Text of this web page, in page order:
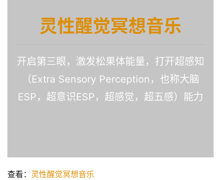
灵性醒觉冥想音乐
开启第三眼，激发松果体能量，打开超感知
（Extra Sensory Perception，也称大脑
ESP，超意识ESP，超感觉，超五感）能力
查看： 灵性醒觉冥想音乐